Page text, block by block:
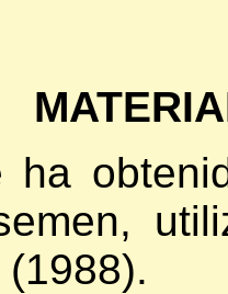
ha
(1988).